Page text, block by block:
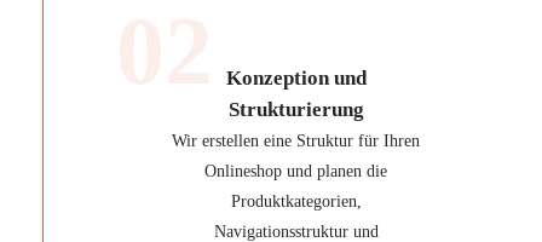
Konzeption und
Strukturierung
Wir erstellen eine Struktur für Ihren
Onlineshop und planen die
Produktkategorien,
Navigationsstruktur und